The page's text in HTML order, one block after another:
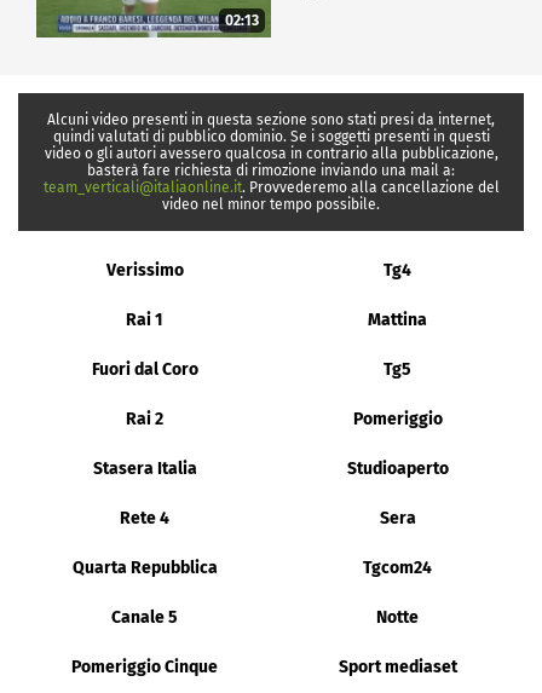
02:13
Alcuni video presenti in questa sezione sono stati presi da internet,
quindi valutati di pubblico dominio. Se i soggetti presenti in questi
video o gli autori avessero qualcosa in contrario alla pubblicazione,
basterà fare richiesta di rimozione inviando una mail a:
team_verticali@italiaonline.it. Provvederemo alla cancellazione del
video nel minor tempo possibile.
Verissimo Tg4
Rai 1 Mattina
Fuori dal Coro Tg5
Rai 2 Pomeriggio
Stasera Italia Studioaperto
Rete 4 Sera
Quarta Repubblica Tgcom24
Canale 5 Notte
Pomeriggio Cinque Sport mediaset